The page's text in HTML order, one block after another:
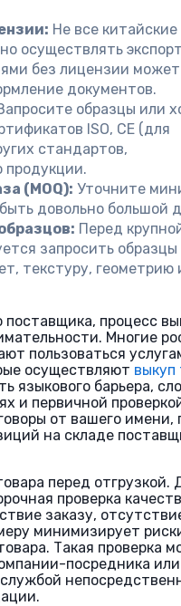
Не все
осуществлять
без лицензии может
документов.
образцы или
ISO, CE (для
стандартов,
(MOQ): Уточните
довольно большой
Перед
запросить образцы
текстуру, геометрию
процесс
Многие
пользоваться
осуществляют выкуп
языкового барьера,
и первичной
от вашего имени,
на складе
перед отгрузкой.
проверка
заказу,
минимизирует
Такая проверка
посредника или